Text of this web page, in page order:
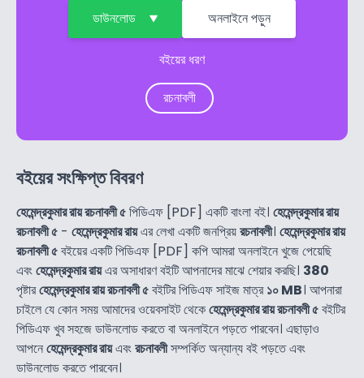
ডাউনলোড অনলাইনে পড়ুন
বইয়ের ধরণ
রচনাবলী
বইয়ের সংক্ষিপ্ত বিবরণ
হেমেন্দ্রকুমার রায় রচনাবলী ৫পিডিএফ [PDF] একটি বাংলা বই। হেমেন্দ্রকুমার রায়
রচনাবলী ৫ - হেমেন্দ্রকুমার রায়এর লেখা একটি জনপ্রিয়রচনাবলী। হেমেন্দ্রকুমার রায়
রচনাবলী ৫বইয়ের একটি পিডিএফ [PDF] কপি আমরা অনলাইনে খুজে পেয়েছি
এবংহেমেন্দ্রকুমার রায়এর অসাধারণ বইটি আপনাদের মাঝে শেয়ার করছি। 380
পৃষ্টারহেমেন্দ্রকুমার রায় রচনাবলী ৫বইটির পিডিএফ সাইজ মাত্র১০ MB। আপনারা
চাইলে যে কোন সময় আমাদের ওয়েবসাইট থেকেহেমেন্দ্রকুমার রায় রচনাবলী ৫বইটির
পিডিএফ খুব সহজে ডাউনলোড করতে বা অনলাইনে পড়তে পারবেন। এছাড়াও
আপনেহেমেন্দ্রকুমার রায়এবংরচনাবলীসম্পর্কিত অন্যান্য বই পড়তে এবং
ডাউনলোড করতে পারবেন।